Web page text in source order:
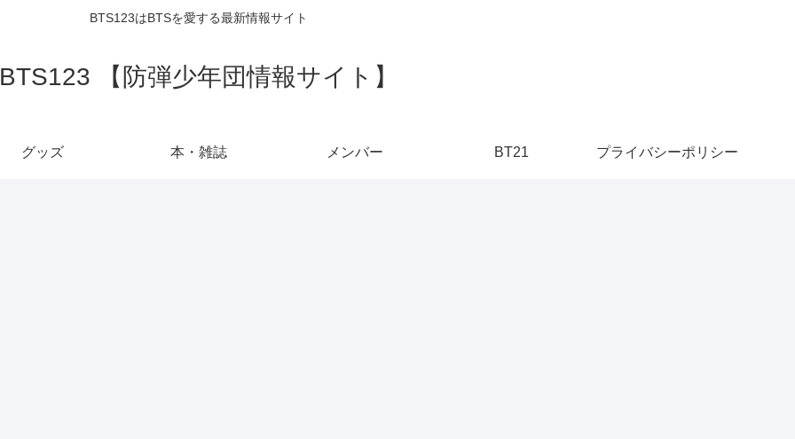
BTS123はBTSを愛する最新情報サイト
BTS123 【防弾少年団情報サイト】
グッズ 本・雑誌 メンバー BT21 プライバシーポリシー